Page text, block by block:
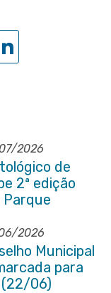
2026
de
2ª edição
Parque
Pedal
2026
Municipal
para
06)